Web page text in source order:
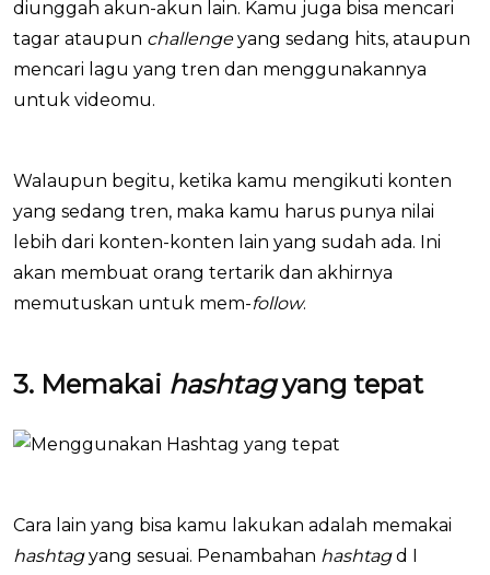
diunggah akun-akun lain. Kamu juga bisa mencari
tagar ataupun challengeyang sedang hits, ataupun
mencari lagu yang tren dan menggunakannya
untuk videomu.
Walaupun begitu, ketika kamu mengikuti konten
yang sedang tren, maka kamu harus punya nilai
lebih dari konten-konten lain yang sudah ada. Ini
akan membuat orang tertarik dan akhirnya
memutuskan untuk mem-follow.
3. Memakai hashtagyang tepat
Cara lain yang bisa kamu lakukan adalah memakai
hashtagyang sesuai. Penambahan hashtagd I